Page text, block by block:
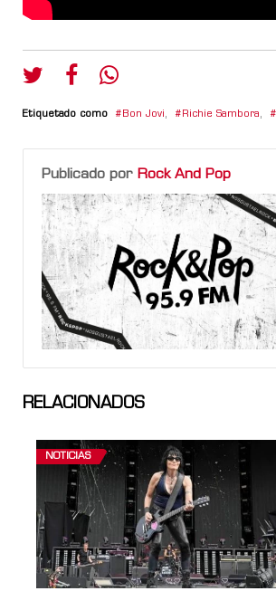
Etiquetado como Bon Jovi, Richie Sambora,
Publicado por Rock And Pop
RELACIONADOS
NOTICIAS